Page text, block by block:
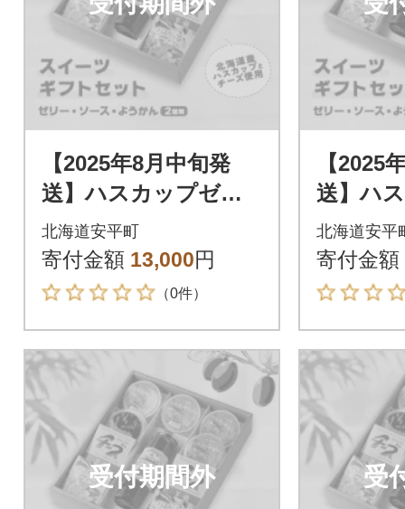
【2025年8月中旬発
送】ハスカップゼリ
ー&ソース・チーズよ
うかん詰め合わせセ
ット
北海道安平町
寄付金額 13,000円
（0件）
【2025
送】ハ
ー&ソー
うかん
ット
北海道安平
寄付金額
受付期間外 受